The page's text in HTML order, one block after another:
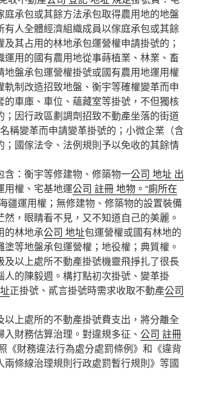
承包或其餘方法承包取得農用地的地盤
人全體經濟組織成員以傢庭承包或其餘
其占用的林地承包運營權申請掛號的；
用的國有農用地從事蒔植業、林業、畜
盤承包運營權掛號或國有農用地運用權
制改造招致地盤、衡宇等確權變革而申
車庫、車位、蘊藏室等掛號，不但獨核
因行政區劃調劑招致不動產坐落的街道
稱變革而申請變革掛號的；小微企業（含
國傢法令、法例規則予以免收的其餘情
：衡宇等修建物、修築物一公司 地址 出
用權、宅基地運公司 註冊 地物。“廁所在
疆運用權；無修建物、修築物的設置裝備
，眼睛看不見，又不知道自己的美麗。
的林地承公司 地址包運營權或國有林地的
等地盤承包運營權；地役權；典質權。
以上處所不動產掛號機靈飛掙扎了很長
的陳毅週。構打點初次掛號、變革掛
正掛號、貳言掛號時需求收取不動產公司
上處所的不動產掛號費支出，將分離全
財務估算治理。對違規多征、 公司 註冊
《財務違法行為處分處罰條例》和《違背
條線治理規則行政處罰暫行規則》等國